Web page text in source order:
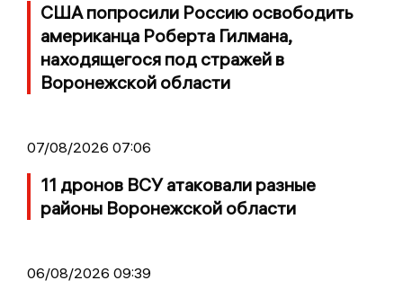
США попросили Россию освободить
американца Роберта Гилмана,
находящегося под стражей в
Воронежской области
07/08/2026 07:06
11 дронов ВСУ атаковали разные
районы Воронежской области
06/08/2026 09:39